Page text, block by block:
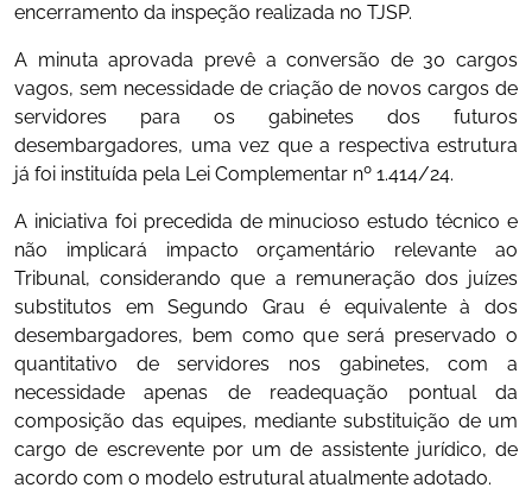
encerramento da inspeção realizada no TJSP.
A minuta aprovada prevê a conversão de 30 cargos
vagos, sem necessidade de criação de novos cargos de
servidores para os gabinetes dos futuros
desembargadores, uma vez que a respectiva estrutura
já foi instituída pela Lei Complementar nº 1.414/24.
A iniciativa foi precedida de minucioso estudo técnico e
não implicará impacto orçamentário relevante ao
Tribunal, considerando que a remuneração dos juízes
substitutos em Segundo Grau é equivalente à dos
desembargadores, bem como que será preservado o
quantitativo de servidores nos gabinetes, com a
necessidade apenas de readequação pontual da
composição das equipes, mediante substituição de um
cargo de escrevente por um de assistente jurídico, de
acordo com o modelo estrutural atualmente adotado.